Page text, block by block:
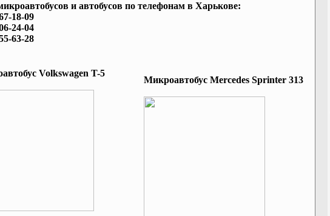
и автобусов по телефонам в Харькове:
18-09
24-04
63-28
Volkswagen T-5
Микроавтобус Mеrcedes Sprinter 313